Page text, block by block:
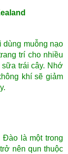
dùng muỗng nạo
trí cho nhiều
sữa trái cây. Nhớ
khí sẽ giảm
là một trong
nên qun thuộc